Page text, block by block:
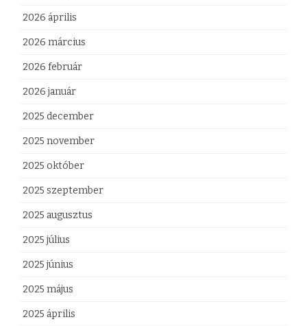
2026 április
2026 március
2026 február
2026 január
2025 december
2025 november
2025 október
2025 szeptember
2025 augusztus
2025 július
2025 június
2025 május
2025 április